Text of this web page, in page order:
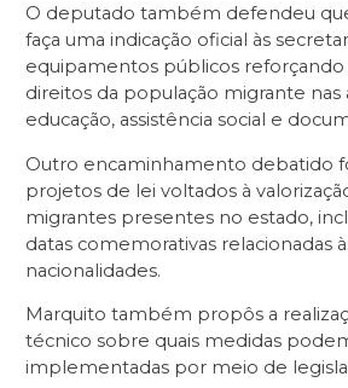
O deputado também defendeu
faça uma indicação oficial às
equipamentos públicos reforçando
direitos da população migrante nas
educação, assistência social e
Outro encaminhamento debatido
projetos de lei voltados à
migrantes presentes no estado,
datas comemorativas relacionadas
nacionalidades.
Marquito também propôs a
técnico sobre quais medidas
implementadas por meio de